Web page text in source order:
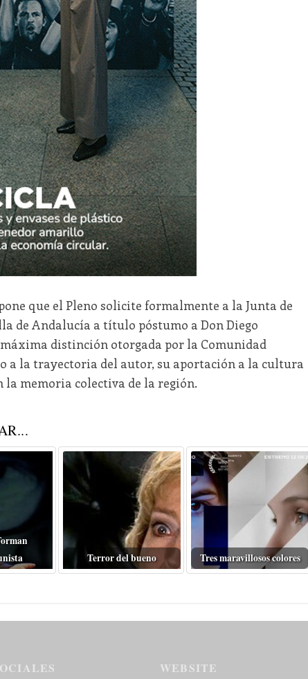
que el Pleno solicite formalmente a la Junta de
de Andalucía a título póstumo a Don Diego
distinción otorgada por la Comunidad
a la trayectoria del autor, su aportación a la cultura
la memoria colectiva de la región.
Terror del bueno Tres maravillosos colores
WEBSITE